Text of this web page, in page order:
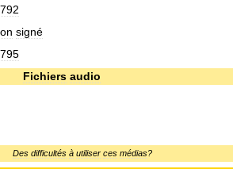
signé
Fichiers audio
Des difficultés à utiliser ces médias?